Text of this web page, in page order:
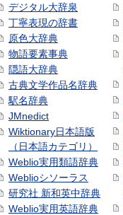
デジタル大辞泉
丁寧表現の辞書
原色大辞典
物語要素事典
隠語大辞典
古典文学作品名辞典
駅名辞典
JMnedict
Wiktionary日本語版
（日本語カテゴリ）
Weblio実用類語辞典
Weblioシソーラス
研究社 新和英中辞典
Weblio実用英語辞典